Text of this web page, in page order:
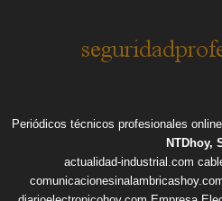
Periódicos técnicos profesionales
NTDhoy,
actualidad-industrial.com